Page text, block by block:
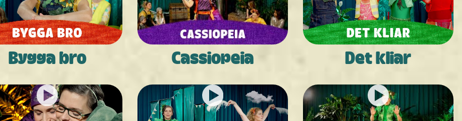
Bygga bro Cassiopeia Det kliar